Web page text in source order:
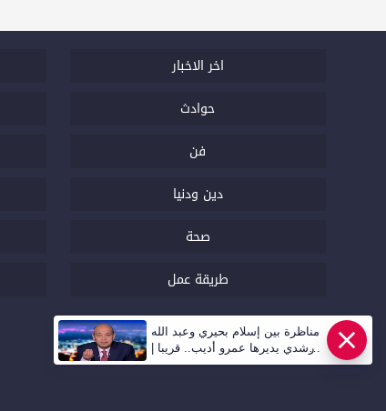
اخر الاخبار
حوادث
فن
دين ودنيا
صحة
طريقة عمل
مناظرة بين إسلام بحيري وعبد الله
رشدي يديرها عمرو أديب.. قريبا |
أهل مصر